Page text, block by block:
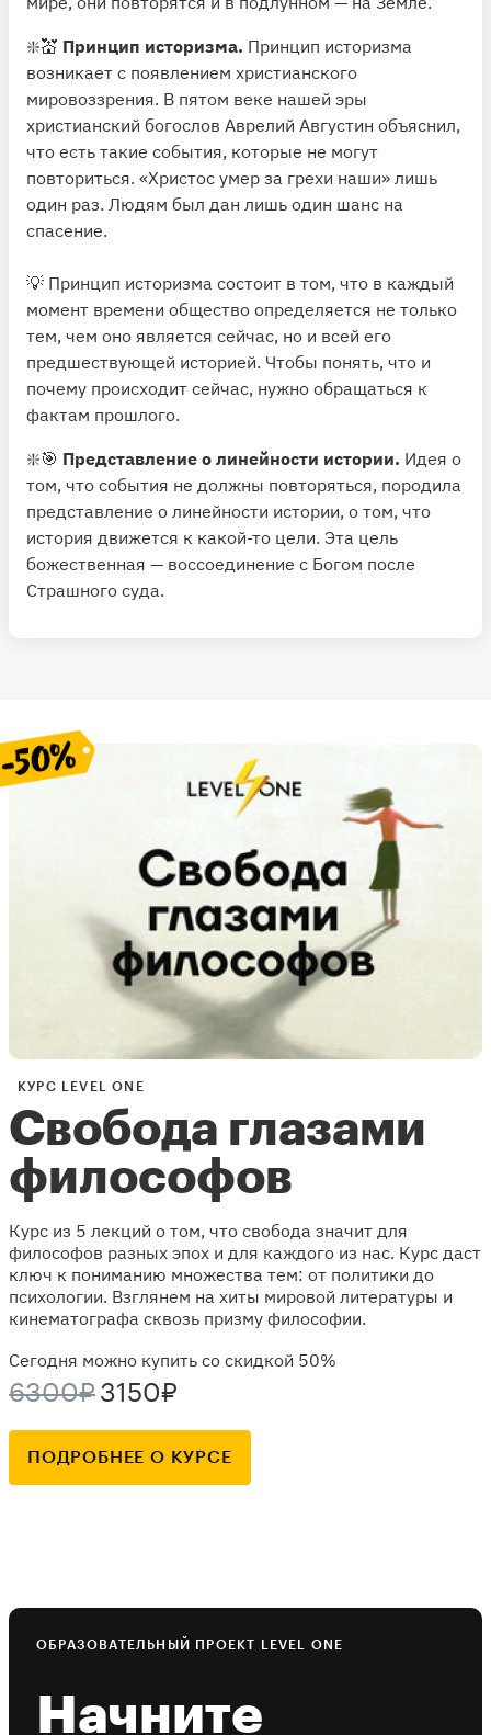
❇️💒 Принцип историзма. Принцип историзма
возникает с появлением христианского
мировоззрения. В пятом веке нашей эры
христианский богослов Аврелий Августин объяснил,
что есть такие события, которые не могут
повториться. «Христос умер за грехи наши» лишь
один раз. Людям был дан лишь один шанс на
спасение.
💡 Принцип историзма состоит в том, что в каждый
момент времени общество определяется не только
тем, чем оно является сейчас, но и всей его
предшествующей историей. Чтобы понять, что и
почему происходит сейчас, нужно обращаться к
фактам прошлого.
❇️🎯 Представление о линейности истории. Идея о
том, что события не должны повторяться, породила
представление о линейности истории, о том, что
история движется к какой-то цели. Эта цель
божественная — воссоединение с Богом после
Страшного суда.
КУРС LEVEL ONE
Свобода глазами
философов
Курс из 5 лекций о том, что свобода значит для
философов разных эпох и для каждого из нас. Курс даст
ключ к пониманию множества тем: от политики до
психологии. Взглянем на хиты мировой литературы и
кинематографа сквозь призму философии.
Сегодня можно купить со скидкой 50%
6300₽ 3150₽
ПОДРОБНЕЕ О КУРСЕ
ОБРАЗОВАТЕЛЬНЫЙ ПРОЕКТ LEVEL ONE
Начните